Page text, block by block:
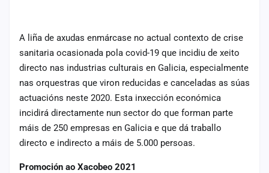
A liña de axudas enmárcase no actual contexto de crise
sanitaria ocasionada pola covid-19 que incidiu de xeito
directo nas industrias culturais en Galicia, especialmente
nas orquestras que viron reducidas e canceladas as súas
actuacións neste 2020. Esta inxección económica
incidirá directamente nun sector do que forman parte
máis de 250 empresas en Galicia e que dá traballo
directo e indirecto a máis de 5.000 persoas.
Promoción ao Xacobeo 2021